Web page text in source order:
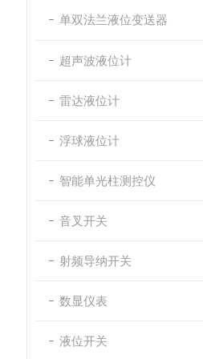
单双法兰液位变送器
超声波液位计
雷达液位计
浮球液位计
智能单光柱测控仪
音叉开关
射频导纳开关
数显仪表
液位开关